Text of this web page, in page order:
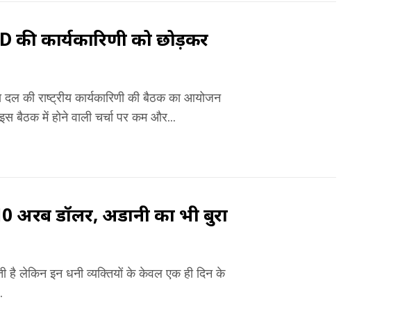
की कार्यकारिणी को छोड़कर
राष्ट्रीय कार्यकारिणी की बैठक का आयोजन
बैठक में होने वाली चर्चा पर कम और...
अरब डॉलर, अडानी का भी बुरा
है लेकिन इन धनी व्यक्तियों के केवल एक ही दिन के